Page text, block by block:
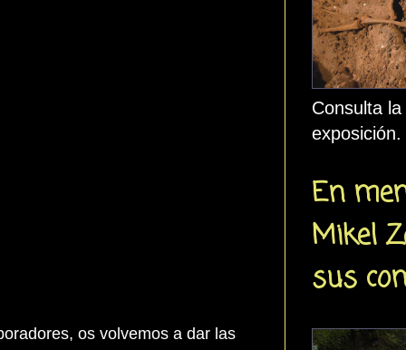
os volvemos a dar las
Consulta
exposición.
En
Mikel
sus